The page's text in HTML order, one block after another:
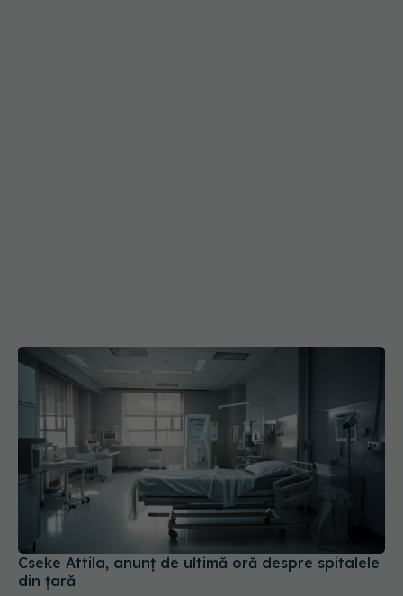
Cseke Attila, anunț de ultimă oră despre spitalele
din țară
31 iul 2026, 10:31